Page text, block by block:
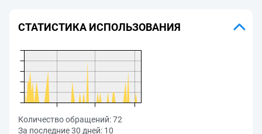
СТАТИСТИКА ИСПОЛЬЗОВАНИЯ
Количество обращений:72
За последние 30 дней: 10